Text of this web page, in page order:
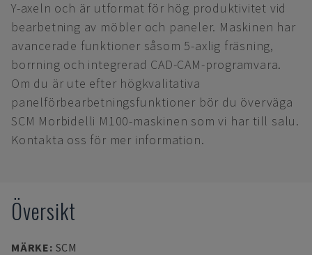
Y-axeln och är utformat för hög produktivitet vid
bearbetning av möbler och paneler. Maskinen har
avancerade funktioner såsom 5-axlig fräsning,
borrning och integrerad CAD-CAM-programvara.
Om du är ute efter högkvalitativa
panelförbearbetningsfunktioner bör du överväga
SCM Morbidelli M100-maskinen som vi har till salu.
Kontakta oss för mer information.
Översikt
MÄRKE: SCM